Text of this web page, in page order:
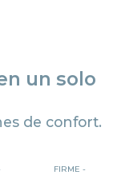
un solo
de confort.
FIRME -